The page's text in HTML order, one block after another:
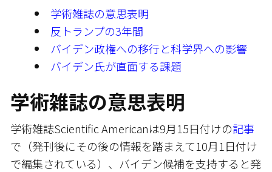
学術雑誌の意思表明
反トランプの3年間
バイデン政権への移行と科学界への影響
バイデン氏が直面する課題
学術雑誌の意思表明
学術雑誌Scientific Americanは9月15日付けの記事
で（発刊後にその後の情報を踏まえて10月1日付け
で編集されている）、バイデン候補を支持すると発